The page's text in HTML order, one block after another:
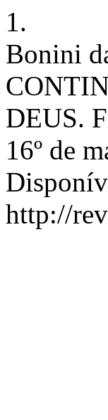
1.
Bonini
DEUS.
16º de
http://